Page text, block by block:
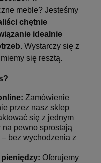
meble? Jesteśmy
chętnie
idealnie
Wystarczy się z
się resztą.
Zamówienie
przez nasz sklep
się z jednym
pewno sprostają
bez wychodzenia z
Oferujemy